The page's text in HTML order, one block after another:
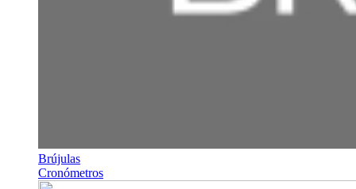
Brújulas
Cronómetros